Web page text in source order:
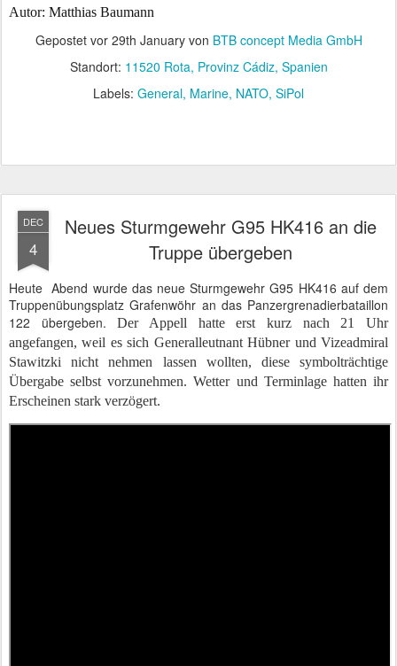
Autor: Matthias Baumann
Gepostet vor 29th Januaryvon BTB concept Media GmbH
Standort: 11520 Rota, Provinz Cádiz, Spanien
Labels: General Marine NATO SiPol
DEC
4
Neues Sturmgewehr G95 HK416 an die
Truppe übergeben
Heute Abend wurde das neue Sturmgewehr G95 HK416 auf dem
Truppenübungsplatz Grafenwöhr an das Panzergrenadierbataillon
122 übergeben.Der Appell hatte erst kurz nach 21 Uhr
angefangen, weil es sich Generalleutnant Hübner und Vizeadmiral
Stawitzki nicht nehmen lassen wollten, diese symbolträchtige
Übergabe selbst vorzunehmen.Wetter und Terminlage hatten ihr
Erscheinen stark verzögert.